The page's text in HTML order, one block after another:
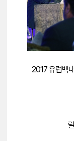
2017 유럽백